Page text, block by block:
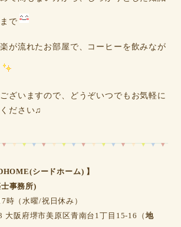
で
が流れたお部屋で、コーヒーを飲みなが
ざいますので、どうぞいつでもお気軽に
ださい♫
シードホーム) 】
事務所)
時（水曜/祝日休み）
大阪府堺市美原区青南台1丁目15-16（ 地